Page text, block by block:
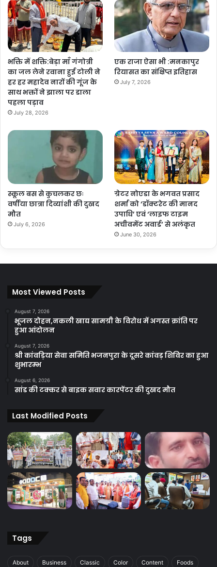
भक्ति में शक्ति:बेड़ा माँ गंगोत्री
का जल लेने रवाना हुई टोली ने
हर हर महादेव नारों की गूंज के
साथ भक्तों ने झाला पर डाला
पहला पड़ाव
July 28, 2026
एक राजा ऐसा भी :मनकापुर
रियासत का संक्षिप्त इतिहास
July 7, 2026
स्कूल बस से कुचलकर छः
वर्षीया छात्रा दिव्यांशी की दुखद
मौत
July 6, 2026
ग्रेटर नोएडा के भगवत प्रसाद
शर्मा को ‘डॉक्टरेट की मानद
उपाधि’ एवं ‘लाइफ टाइम
अचीवमेंट अवार्ड’ से अलंकृत
June 30, 2026
Most Viewed Posts
August 7, 2026
भूजल दोहन,नकली खाद्य सामग्री के विरोध में अगस्त क्रांति पर
हुआ आंदोलन
August 7, 2026
श्री कांवड़िया सेवा समिति भजनपुरा के दूसरे कांवड़ शिविर का हुआ
शुभारम्भ
August 6, 2026
सांड की टक्कर से बाइक सवार कारपेंटर की दुखद मौत
Last Modified Posts
Tags
About Business Classic Color Content Foods